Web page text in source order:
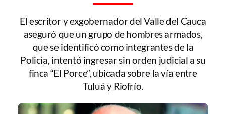
El escritor y exgobernador del Valle del Cauca
aseguró que un grupo de hombres armados,
que se identificó como integrantes de la
Policía, intentó ingresar sin orden judicial a su
finca “El Porce”, ubicada sobre la vía entre
Tuluá y Riofrío.